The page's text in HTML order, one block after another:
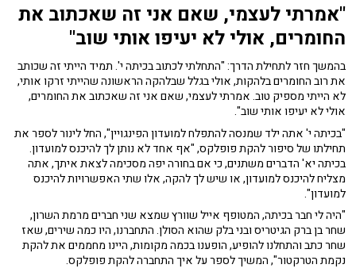
"אמרתי לעצמי, שאם אני זה שאכתוב את
החומרים, אולי לא יעיפו אותי שוב"
בהמשך חזר לתחילת הדרך: "התחלתי לכתוב בכיתה י'. תמיד הייתי זה שכותב
את רוב החומרים בלהקות, אולי בגלל שבלהקה הראשונה שהייתי זרקו אותי,
לא הייתי מספיק טוב. אמרתי לעצמי, שאם אני זה שאכתוב את החומרים,
אולי לא יעיפו אותי שוב".
"בכיתה י' אתה ילד שמנסה להתפלח למועדון הפינגויין", החל לינור לספר את
תחילתו של סיפור להקת פופלקס, "אף אחד לא נותן לך להיכנס למועדון.
בכיתה יא' הדברים משתנים, כי אם בחורה יפה מסכימה לצאת איתך, אתה
מצליח להיכנס למועדון, או שיש לך להקה, אלו שתי האפשרויות להיכנס
למועדון".
"היה לי חבר בכיתה, המטופף אייל שוורץ שמצא שני חברים מרמת השרון,
שחר בן ברק הגיטריס ובני בלק שהוא הסולן. התחברנו, היו כמה שירים, שאז
שחר כתב והתחלנו להופיע, הופענו בכמה מקומות, היינו מחממים את להקת
נקמת הטרקטור", המשיך לספר על איך התחברה להקת פופלקס.